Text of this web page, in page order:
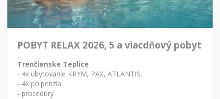
POBYT RELAX 2026, 5 a viacdňový pobyt
Trenčianske Teplice
- 4x ubytovanie KRYM, PAX, ATLANTIS,
- 4x polpenzia
- procedúry